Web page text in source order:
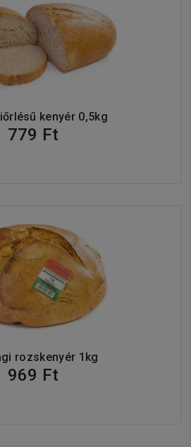
kenyér 0,5kg
779 Ft
rozskenyér 1kg
969 Ft